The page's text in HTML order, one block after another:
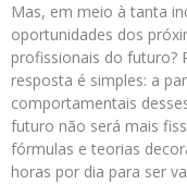
Mas, em meio à tanta
oportunidades dos
profissionais do futuro?
resposta é simples: a
comportamentais
futuro não será mais
fórmulas e teorias
horas por dia para ser